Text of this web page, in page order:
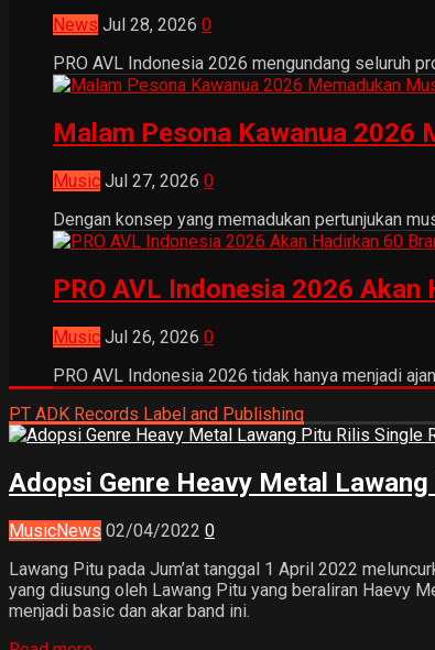
News Jul 28, 2026 0
PRO AVL Indonesia 2026 mengundang seluruh
Malam Pesona Kawanua 2026
Music Jul 27, 2026 0
Dengan konsep yang memadukan pertunjukan
PRO AVL Indonesia 2026
Music Jul 26, 2026 0
PRO AVL Indonesia 2026 tidak hanya menjadi
PT ADK Records Label and Publishing
Adopsi Genre Heavy Metal
MusicNews 02/04/2022 0
Lawang Pitu pada Jum’at tanggal 1 April 2022
yang diusung oleh Lawang Pitu yang beraliran Haevy
menjadi basic dan akar band ini.